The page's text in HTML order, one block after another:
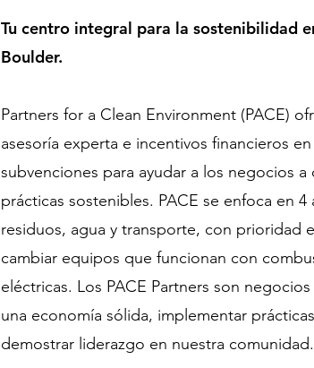
Tu centro integral para la sostenibilidad
Boulder.
Partners for a Clean Environment (PACE)
asesoría experta e incentivos financieros
subvenciones para ayudar a los negocios
prácticas sostenibles. PACE se enfoca en
residuos, agua y transporte, con prioridad
cambiar equipos que funcionan con
eléctricas. Los PACE Partners son
una economía sólida, implementar
demostrar liderazgo en nuestra comunidad.